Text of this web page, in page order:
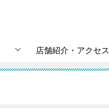
店舗紹介・アクセス